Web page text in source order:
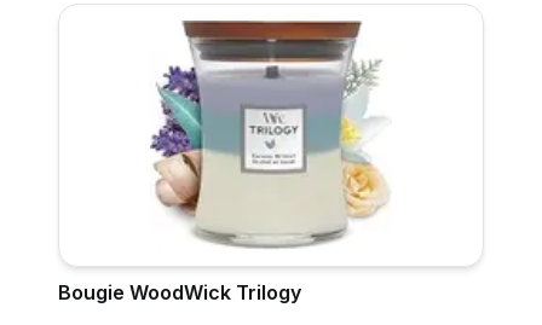
Bougie WoodWick Trilogy